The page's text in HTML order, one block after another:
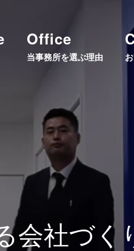
Office
当事務所を選ぶ理由
会社づく